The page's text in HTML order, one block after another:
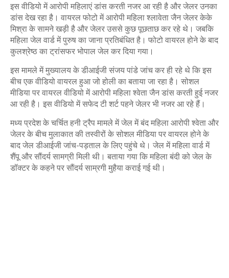
इस वीडियो में आरोपी महिलाएं डांस करती नजर आ रही है और जेलर उनका
डांस देख रहा है। वायरल फोटो में आरोपी महिला श्लावेता जैन जेलर केके
मिश्रा के सामने खड़ी है और जेलर उससे कुछ पूछताछ कर रहे थे। जबकि
महिला जेल वार्ड में पुरुष का जाना प्रतिबंधित है। फोटो वायरल होने के बाद
कुलश्रेष्ठ का ट्रांसफर भोपाल जेल कर दिया गया।
इस मामले में मुख्यालय के डीआईजी संजय पांडे जांच कर ही रहे थे कि इस
बीच एक वीडियो वायरल हुआ जो होली का बताया जा रहा है। सोशल
मीडिया पर वायरल वीडियो में आरोपी महिला श्वेता जैन डांस करती हुई नजर
आ रही है। इस वीडियो में सफेद टी शर्ट पहने जेलर भी नजर आ रहे हैं।
मध्य प्रदेश के चर्चित हनी ट्रैप मामले में जेल में बंद महिला आरोपी श्वेता और
जेलर के बीच मुलाकात की तस्वीरों के सोशल मीडिया पर वायरल होने के
बाद जेल डीआईजी जांच-पड़ताल के लिए पहुंचे थे। जेल में महिला वार्ड में
शैंपू और सौंदर्य सामग्री मिली थी। बताया गया कि महिला बंदी को जेल के
डॉक्टर के कहने पर सौंदर्य साम्रगी मुहैया कराई गई थी।